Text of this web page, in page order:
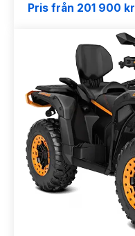
Pris från 201 900 kr